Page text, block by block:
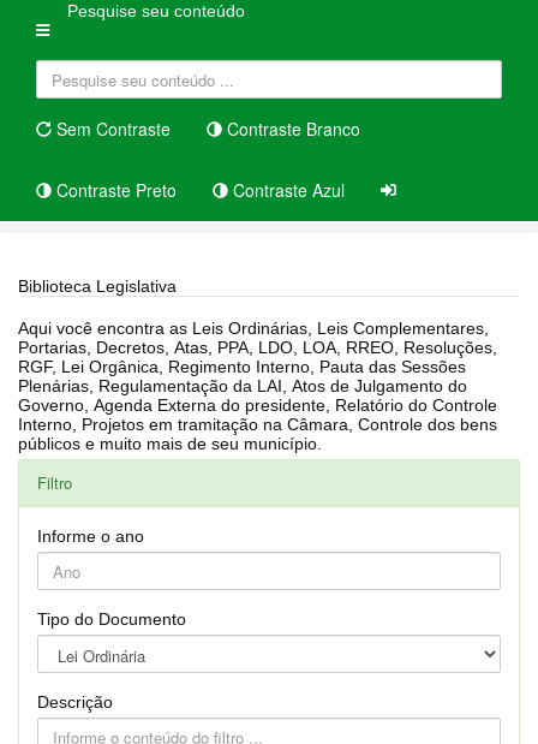
Pesquise seu conteúdo
Sem Contraste Contraste Branco
Contraste Preto Contraste Azul
Biblioteca Legislativa
Aqui você encontra as Leis Ordinárias, Leis Complementares,
Portarias, Decretos, Atas, PPA, LDO, LOA, RREO, Resoluções,
RGF, Lei Orgânica, Regimento Interno, Pauta das Sessões
Plenárias, Regulamentação da LAI, Atos de Julgamento do
Governo, Agenda Externa do presidente, Relatório do Controle
Interno, Projetos em tramitação na Câmara, Controle dos bens
públicos e muito mais de seu município.
Filtro
Informe o ano
Tipo do Documento
Descrição